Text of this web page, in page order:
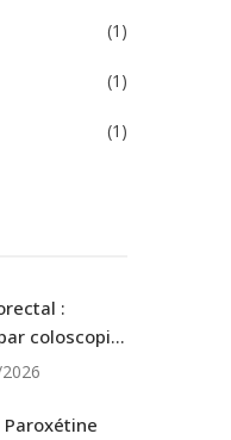
(1)
(1)
(1)
:
coloscopie
de